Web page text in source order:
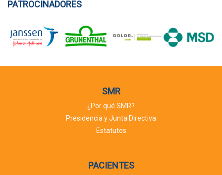
PATROCINADORES
SMR
¿Por qué SMR?
Presidencia y Junta Directiva
Estatutos
PACIENTES